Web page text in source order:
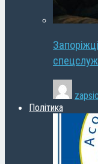
Політика